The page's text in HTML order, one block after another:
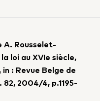
A. Rousselet-
loi au XVIe siècle,
: Revue Belge de
2004/4, p.1195-